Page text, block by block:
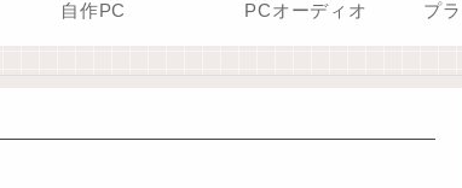
自作PC PCオーディオ プ